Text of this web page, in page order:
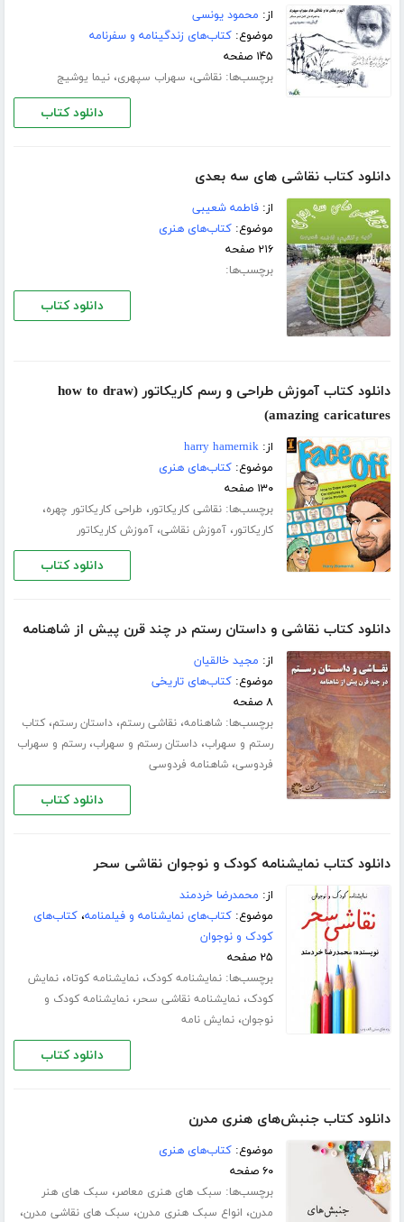
از: محمود یونسی
موضوع:کتاب‌های زندگینامه و سفرنامه
۱۴۵ صفحه
برچسب‌ها:نقاشی، سهراب سپهری،نیما یوشیج
دانلود کتاب
دانلود کتاب نقاشی های سه بعدی
از:فاطمه شعیبی
موضوع:کتاب‌های هنری
۲۱۶ صفحه
برچسب‌ها:
دانلود کتاب
دانلود کتاب آموزش طراحی و رسم کاریکاتور (how to draw
amazing caricatures)
از:harry hamernik
موضوع:کتاب‌های هنری
۱۳۰ صفحه
برچسب‌ها:نقاشی کاریکاتور، طراحی کاریکاتور چهره،
کاریکاتور،آموزش نقاشی،آموزش کاریکاتور
دانلود کتاب
دانلود کتاب نقاشی و داستان رستم در چند قرن پیش از شاهنامه
از: مجید خالقیان
موضوع:کتاب‌های تاریخی
۸ صفحه
برچسب‌ها:شاهنامه،نقاشی رستم،داستان رستم،کتاب
رستم و سهراب،داستان رستم و سهراب،رستم و سهراب
فردوسی،شاهنامه فردوسی
دانلود کتاب
دانلود کتاب نمایشنامه کودک و نوجوان نقاشی سحر
از: محمدرضا خردمند
موضوع:کتاب‌های نمایشنامه و فیلمنامه،کتاب‌های
کودک و نوجوان
۲۵ صفحه
برچسب‌ها:نمایشنامه کودک،نمایشنامه کوتاه،نمایش
کودک،نمایشنامه نقاشی سحر،نمایشنامه کودک و
نوجوان،نمایش نامه
دانلود کتاب
دانلود کتاب جنبش‌های هنری مدرن
موضوع:کتاب‌های هنری
۶۰ صفحه
برچسب‌ها: سبک های هنری معاصر، سبک های هنر
مدرن، انواع سبک هنری مدرن، سبک های نقاشی مدرن،